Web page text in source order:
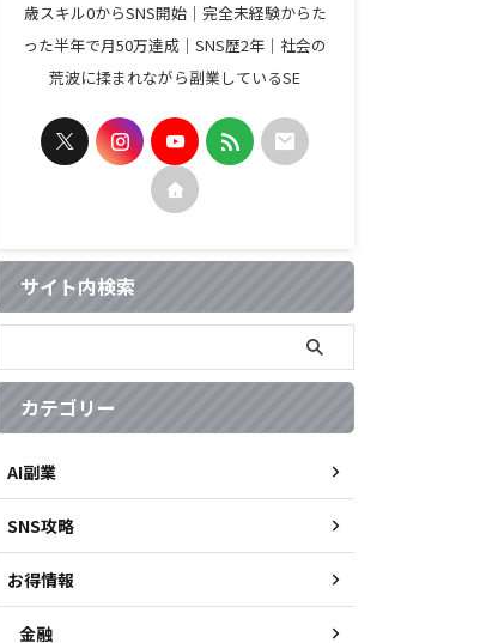
歳スキル0からSNS開始｜完全未経験からた
った半年で月50万達成｜SNS歴2年｜社会の
荒波に揉まれながら副業しているSE
サイト内検索
カテゴリー
AI副業
SNS攻略
お得情報
金融